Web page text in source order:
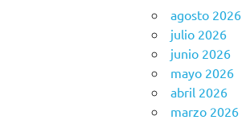
agosto 2026
julio 2026
junio 2026
mayo 2026
abril 2026
marzo 2026